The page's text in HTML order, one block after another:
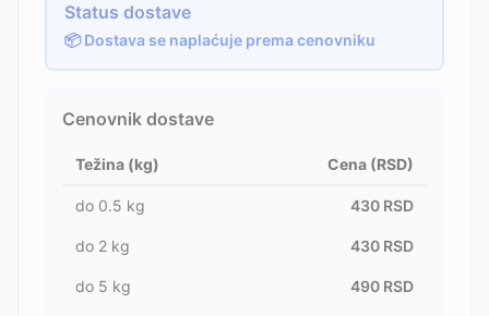
Status dostave
📦 Dostava se naplaćuje prema cenovniku
Cenovnik dostave
Težina (kg) Cena (RSD)
do 0.5 kg 430 RSD
do 2 kg 430 RSD
do 5 kg 490 RSD